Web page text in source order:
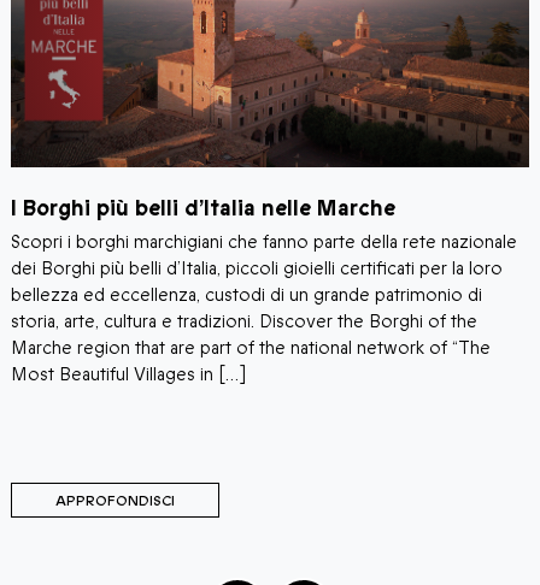
I Borghi più belli d’Italia nelle Marche
Scopri i borghi marchigiani che fanno parte della rete nazionale
dei Borghi più belli d’Italia, piccoli gioielli certificati per la loro
bellezza ed eccellenza, custodi di un grande patrimonio di
storia, arte, cultura e tradizioni. Discover the Borghi of the
Marche region that are part of the national network of “The
Most Beautiful Villages in […]
APPROFONDISCI